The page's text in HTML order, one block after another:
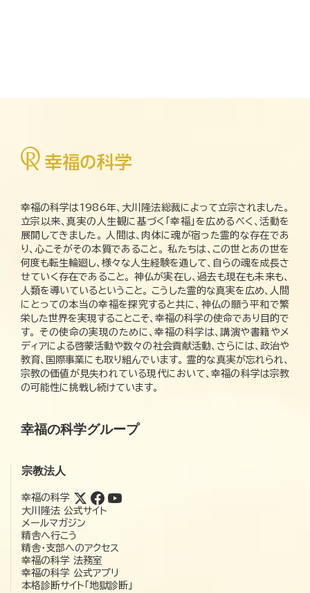
幸福の科学は1986年、大川隆法総裁によって立宗されました。
立宗以来、真実の人生観に基づく「幸福」を広めるべく、活動を
展開してきました。 人間は、肉体に魂が宿った霊的な存在であ
り、心こそがその本質であること。 私たちは、この世とあの世を
何度も転生輪廻し、様々な人生経験を通して、自らの魂を成長さ
せていく存在であること。 神仏が実在し、過去も現在も未来も、
人類を導いているということ。 こうした霊的な真実を広め、人間
にとっての本当の幸福を探究すると共に、神仏の願う平和で繁
栄した世界を実現することこそ、幸福の科学の使命であり目的で
す。 その使命の実現のために、幸福の科学は、講演や書籍やメ
ディアによる啓蒙活動や数々の社会貢献活動、さらには、政治や
教育、国際事業にも取り組んでいます。 霊的な真実が忘れられ、
宗教の価値が見失われている現代において、幸福の科学は宗教
の可能性に挑戦し続けています。
幸福の科学グループ
宗教法人
幸福の科学
大川隆法 公式サイト
メールマガジン
精舎へ行こう
精舎・支部へのアクセス
幸福の科学 法務室
幸福の科学 公式アプリ
本格診断サイト「地獄診断」